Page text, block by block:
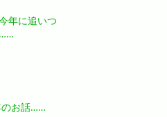
年に追いつき
お話……